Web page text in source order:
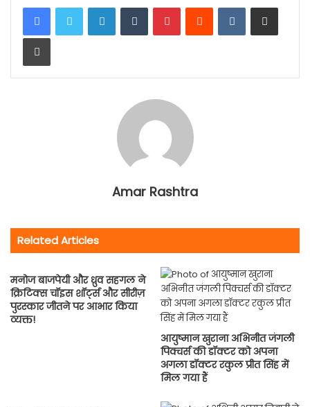
LinkedInTumblrPinterestReddit VKontakteShare via Email
Print
Amar Rashtra
Related Articles
मनोज बाजपेयी और ध्रुव सहगल ने
क्रिटिक्स चॉइस शॉर्ट्स और सीरीज़
पुरस्कार जीतने पर आभार किया
व्यक्त!
आयुष्मान खुराना अभिनीत जंगली
पिक्चर्स की डॉक्टर को अपना
अगला डॉक्टर रकुल प्रीत सिंह में
मिल गया हैं